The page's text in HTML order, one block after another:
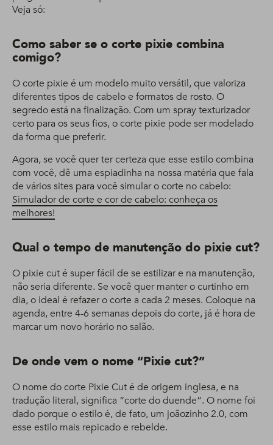
Veja só:
Como saber se o corte pixie combina
comigo?
O corte pixie é um modelo muito versátil, que valoriza
diferentes tipos de cabelo e formatos de rosto. O
segredo está na finalização. Com um spray texturizador
certo para os seus fios, o corte pixie pode ser modelado
da forma que preferir.
Agora, se você quer ter certeza que esse estilo combina
com você, dê uma espiadinha na nossa matéria que fala
de vários sites para você simular o corte no cabelo:
Simulador de corte e cor de cabelo: conheça os
melhores!
Qual o tempo de manutenção do pixie cut?
O pixie cut é super fácil de se estilizar e na manutenção,
não seria diferente. Se você quer manter o curtinho em
dia, o ideal é refazer o corte a cada 2 meses. Coloque na
agenda, entre 4-6 semanas depois do corte, já é hora de
marcar um novo horário no salão.
De onde vem o nome “Pixie cut?”
O nome do corte Pixie Cut é de origem inglesa, e na
tradução literal, significa “corte do duende”. O nome foi
dado porque o estilo é, de fato, um joãozinho 2.0, com
esse estilo mais repicado e rebelde.